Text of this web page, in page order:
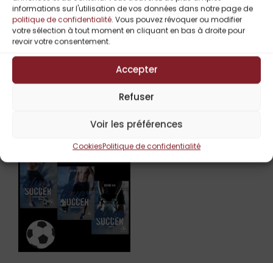
informations sur l'utilisation de vos données dans notre page de
politique de confidentialité. Vous pouvez révoquer ou modifier
votre sélection à tout moment en cliquant en bas à droite pour
revoir votre consentement.
Accepter
Refuser
Voir les préférences
CookiesPolitique de confidentialité
Titres Similaires